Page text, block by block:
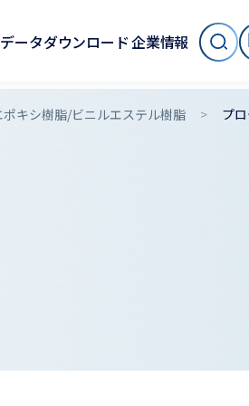
データダウンロード企業情報
ポキシ樹脂/ビニルエステル樹脂 プ